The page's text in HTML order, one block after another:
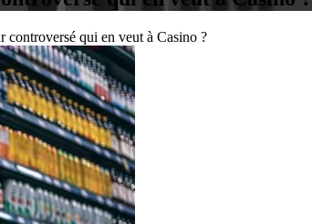
qui en veut à Casino ?